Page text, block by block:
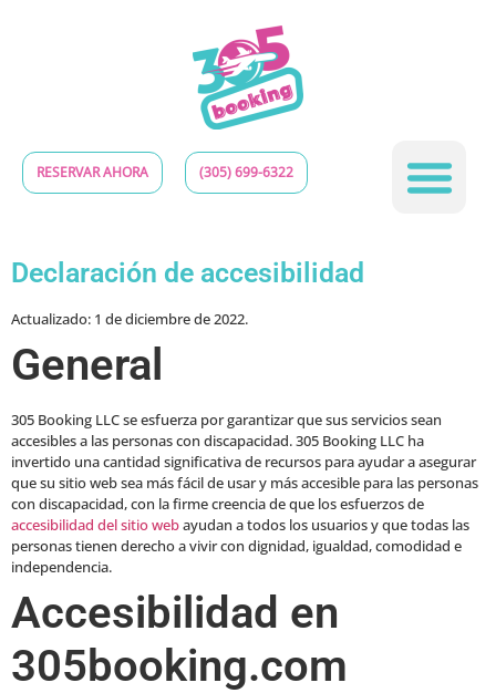
RESERVAR AHORA (305) 699-6322
Declaración de accesibilidad
Actualizado: 1 de diciembre de 2022.
General
305 Booking LLC se esfuerza por garantizar que sus servicios sean
accesibles a las personas con discapacidad. 305 Booking LLC ha
invertido una cantidad significativa de recursos para ayudar a asegurar
que su sitio web sea más fácil de usar y más accesible para las personas
con discapacidad, con la firme creencia de que los esfuerzos de
accesibilidad del sitio webayudan a todos los usuarios y que todas las
personas tienen derecho a vivir con dignidad, igualdad, comodidad e
independencia.
Accesibilidad en
305booking.com